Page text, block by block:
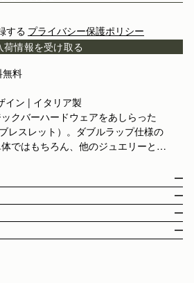
する プライバシー保護ポリシー
荷情報を受け取る
無料
イン | イタリア製
クバーハードウェアをあしらった
レスレット）。ダブルラップ仕様の
ではもちろん、他のジュエリーと重
イルを楽しむのにも最適です。
に巻き付けるタイプで、32.5cm
囲で調節可能なバックル留め具付きで